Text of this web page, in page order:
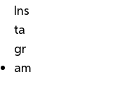
Ins
ta
gr
am